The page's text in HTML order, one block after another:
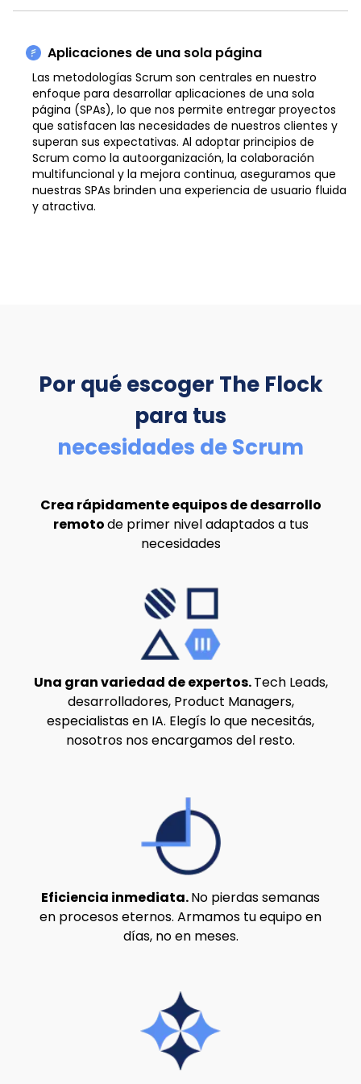
Aplicaciones de una sola página
Las metodologías Scrum son centrales en nuestro
enfoque para desarrollar aplicaciones de una sola
página (SPAs), lo que nos permite entregar proyectos
que satisfacen las necesidades de nuestros clientes y
superan sus expectativas. Al adoptar principios de
Scrum como la autoorganización, la colaboración
multifuncional y la mejora continua, aseguramos que
nuestras SPAs brinden una experiencia de usuario fluida
y atractiva.
Por qué escoger The Flock
para tus
necesidades de Scrum
Crea rápidamente equipos de desarrollo
remotode primer nivel adaptados a tus
necesidades
Una gran variedad de expertos.Tech Leads,
desarrolladores, Product Managers,
especialistas en IA. Elegís lo que necesitás,
nosotros nos encargamos del resto.
Eficiencia inmediata.No pierdas semanas
en procesos eternos. Armamos tu equipo en
días, no en meses.